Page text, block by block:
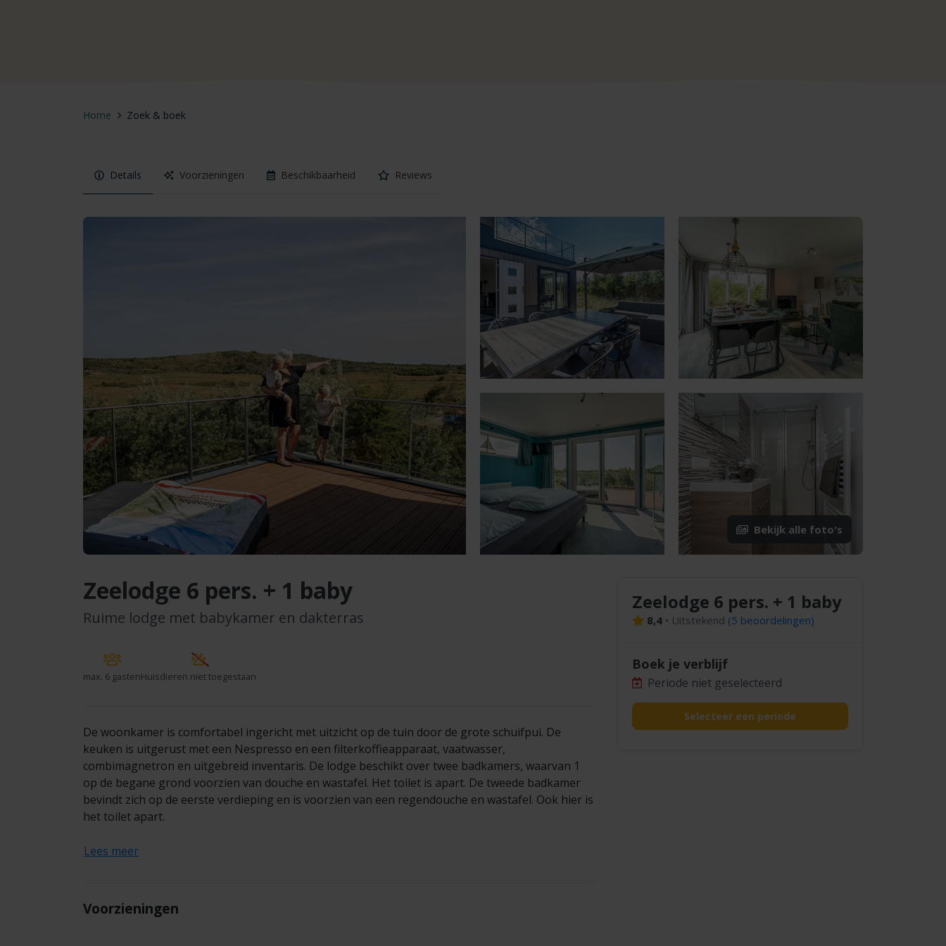
Home Zoek & boek
Details Voorzieningen Beschikbaarheid Reviews
Bekijk alle foto's
Zeelodge 6 pers. + 1 baby
Ruime lodge met babykamer en dakterras
max. 6 gastenHuisdieren niet toegestaan
De woonkamer is comfortabel ingericht met uitzicht op de tuin door de grote schuifpui. De
keuken is uitgerust met een Nespresso en een filterkoffieapparaat, vaatwasser,
combimagnetron en uitgebreid inventaris. De lodge beschikt over twee badkamers, waarvan 1
op de begane grond voorzien van douche en wastafel. Het toilet is apart. De tweede badkamer
bevindt zich op de eerste verdieping en is voorzien van een regendouche en wastafel. Ook hier is
het toilet apart.
Lees meer
Voorzieningen
Zeelodge 6 pers. + 1 baby
8,4 • Uitstekend (5 beoordelingen)
Boek je verblijf
Periode niet geselecteerd
Selecteer een periode